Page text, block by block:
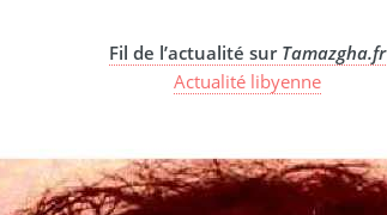
Fil de l’actualité sur Tamazgha.fr
Actualité libyenne